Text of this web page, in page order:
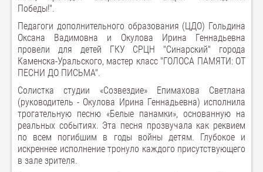
Победы!".
Педагоги дополнительного образования (ЦДО) Гольдина
Оксана Вадимовна и Окулова Ирина Геннадьевна
провели для детей ГКУ СРЦН "Синарский" города
Каменска-Уральского, мастер класс "ГОЛОСА ПАМЯТИ: ОТ
ПЕСНИ ДО ПИСЬМА".
Солистка студии «Созвездие» Епимахова Светлана
(руководитель - Окулова Ирина Геннадьевна) исполнила
трогательную песню «Белые панамки», основанную на
реальных событиях. Эта песня прозвучала как реквием
по всем погибшим в годы войны детям. Глубокое и
искреннее исполнение тронуло каждого присутствующего
в зале зрителя.